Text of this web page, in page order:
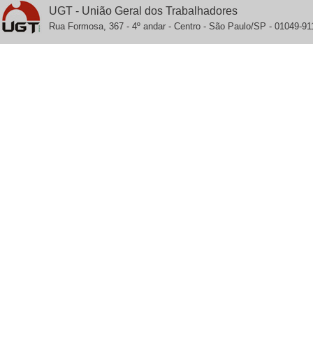
UGT - União Geral dos Trabalhadores
Rua Formosa, 367 - 4º andar - Centro - São Paulo/SP - 01049-